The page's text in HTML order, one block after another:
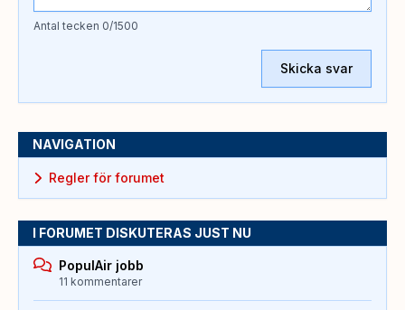
Antal tecken 0/1500
Skicka svar
NAVIGATION
Regler för forumet
I FORUMET DISKUTERAS JUST NU
PopulAir jobb
11 kommentarer